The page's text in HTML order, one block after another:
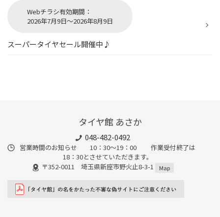
Webチラシ有効期間：
2026年7月9日～2026年8月9日
スーパータイヤセール開催中♪
タイヤ館 あさか
048-482-0492
営業時間のお知らせ 10：30～19：00 作業受付終了は
18：30とさせていただきます。
〒352-0011 埼玉県新座市野火止8-3-1
Map